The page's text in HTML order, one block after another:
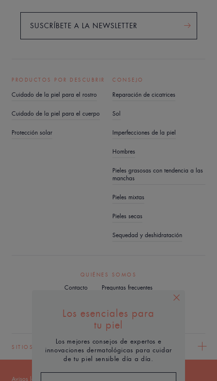
Los esenciales para
tu piel
Los mejores consejos de expertos e
innovaciones dermatológicas para cuidar
de tu piel sensible día a día.
SUSCRÍBETE A LA NEWSLETTER
PRODUCTOS POR DESCUBRIR
Cuidado de la piel para el rostro
Cuidado de la piel para el cuerpo
Protección solar
CONSEJO
Reparación de cicatrices
Sol
Imperfecciones de la piel
Hombres
Pieles grasosas con tendencia a las
manchas
Pieles mixtas
Pieles secas
Sequedad y deshidratación
QUIÉNES SOMOS
Contacto Preguntas frecuentes
SITIOS WEB DEL GRUPO PIERRE FABRE
Avisos legales